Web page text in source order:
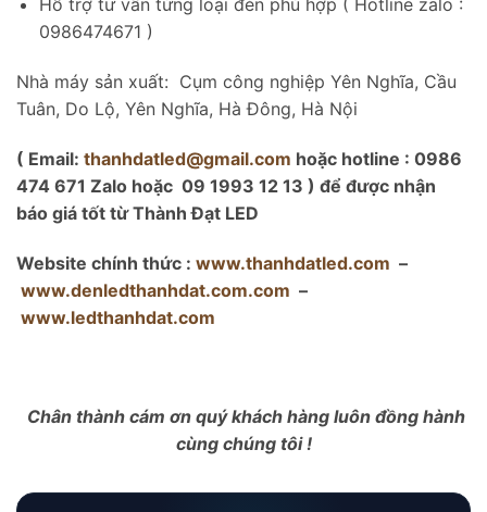
Hỗ trợ tư vấn từng loại đèn phù hợp ( Hotline zalo :
0986474671 )
Nhà máy sản xuất: Cụm công nghiệp Yên Nghĩa, Cầu
Tuân, Do Lộ, Yên Nghĩa, Hà Đông, Hà Nội
( Email: thanhdatled@gmail.com hoặc hotline : 0986
474 671 Zalo hoặc 09 1993 12 13 ) để được nhận
báo giá tốt từ Thành Đạt LED
Website chính thức : www.thanhdatled.com –
www.denledthanhdat.com.com –
www.ledthanhdat.com
Chân thành cám ơn quý khách hàng luôn đồng hành
cùng chúng tôi !